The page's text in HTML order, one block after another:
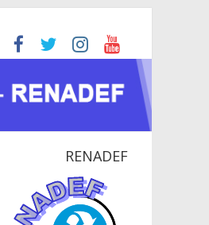
national
RENADEF